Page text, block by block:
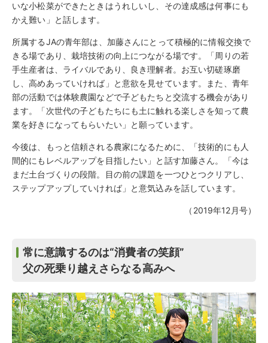
いな小松菜ができたときはうれしいし、その達成感は何事にも
かえ難い」と話します。
所属するJAの青年部は、加藤さんにとって積極的に情報交換で
きる場であり、栽培技術の向上につながる場です。「周りの若
手生産者は、ライバルであり、良き理解者。お互い切磋琢磨
し、高めあっていければ」と意欲を見せています。また、青年
部の活動では体験農園などで子どもたちと交流する機会があり
ます。「次世代の子どもたちにも土に触れる楽しさを知って農
業を好きになってもらいたい」と願っています。
今後は、もっと信頼される農家になるために、「技術的にも人
間的にもレベルアップを目指したい」と話す加藤さん。「今は
まだ土台づくりの段階。目の前の課題を一つひとつクリアし、
ステップアップしていければ」と意気込みを話しています。
（2019年12月号）
常に意識するのは“消費者の笑顔”
父の死乗り越えさらなる高みへ